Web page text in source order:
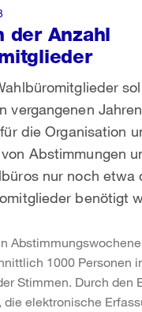
der Anzahl
vergangenen
die Organisation
Abstimmungen
nur noch etwa
benötigt
1000 Personen
Stimmen. Durch den
elektronische